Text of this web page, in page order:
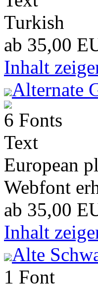
Turkish
ab 35,00
Inhalt
Alternate
6 Fonts
Text
European
Webfont
ab 35,00
Inhalt
Alte
1 Font